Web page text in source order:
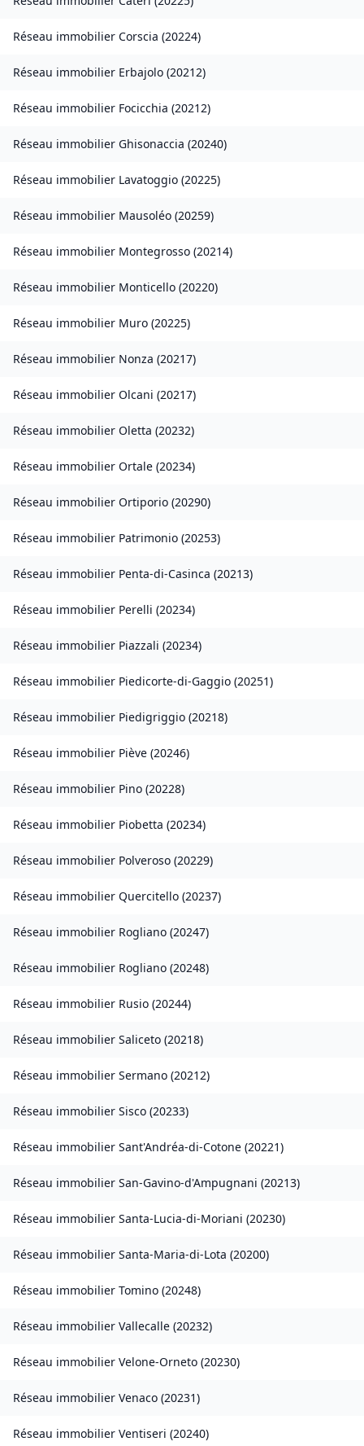
Réseau immobilier Corscia (20224)
Réseau immobilier Erbajolo (20212)
Réseau immobilier Focicchia (20212)
Réseau immobilier Ghisonaccia (20240)
Réseau immobilier Lavatoggio (20225)
Réseau immobilier Mausoléo (20259)
Réseau immobilier Montegrosso (20214)
Réseau immobilier Monticello (20220)
Réseau immobilier Muro (20225)
Réseau immobilier Nonza (20217)
Réseau immobilier Olcani (20217)
Réseau immobilier Oletta (20232)
Réseau immobilier Ortale (20234)
Réseau immobilier Ortiporio (20290)
Réseau immobilier Patrimonio (20253)
Réseau immobilier Penta-di-Casinca (20213)
Réseau immobilier Perelli (20234)
Réseau immobilier Piazzali (20234)
Réseau immobilier Piedicorte-di-Gaggio (20251)
Réseau immobilier Piedigriggio (20218)
Réseau immobilier Piève (20246)
Réseau immobilier Pino (20228)
Réseau immobilier Piobetta (20234)
Réseau immobilier Polveroso (20229)
Réseau immobilier Quercitello (20237)
Réseau immobilier Rogliano (20247)
Réseau immobilier Rogliano (20248)
Réseau immobilier Rusio (20244)
Réseau immobilier Saliceto (20218)
Réseau immobilier Sermano (20212)
Réseau immobilier Sisco (20233)
Réseau immobilier Sant'Andréa-di-Cotone (20221)
Réseau immobilier San-Gavino-d'Ampugnani (20213)
Réseau immobilier Santa-Lucia-di-Moriani (20230)
Réseau immobilier Santa-Maria-di-Lota (20200)
Réseau immobilier Tomino (20248)
Réseau immobilier Vallecalle (20232)
Réseau immobilier Velone-Orneto (20230)
Réseau immobilier Venaco (20231)
Réseau immobilier Ventiseri (20240)